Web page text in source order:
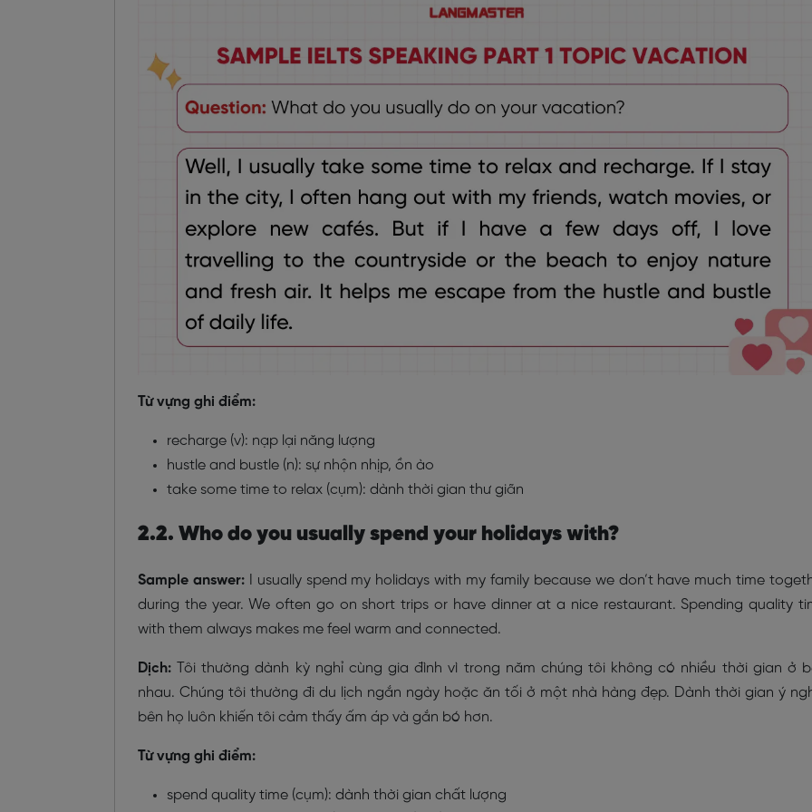
Từ vựng ghi điểm:
recharge (v): nạp lại năng lượng
hustle and bustle (n): sự nhộn nhịp, ồn ào
take some time to relax (cụm): dành thời gian thư giãn
2.2. Who do you usually spend your holidays with?
Sample answer:I usually spend my holidays with my family because we don’t have much time
during the year. We often go on short trips or have dinner at a nice restaurant. Spending quality
with them always makes me feel warm and connected.
Dịch: Tôi thường dành kỳ nghỉ cùng gia đình vì trong năm chúng tôi không có nhiều thời gian ở
nhau. Chúng tôi thường đi du lịch ngắn ngày hoặc ăn tối ở một nhà hàng đẹp. Dành thời gian ý
bên họ luôn khiến tôi cảm thấy ấm áp và gắn bó hơn.
Từ vựng ghi điểm:
spend quality time (cụm): dành thời gian chất lượng